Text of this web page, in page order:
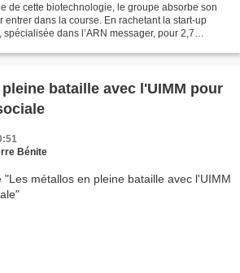
de cette biotechnologie, le groupe absorbe son
entrer dans la course. En rachetant la start-up
dans l’ARN messager, pour 2,7
bataille avec l'UIMM pour
Bénite